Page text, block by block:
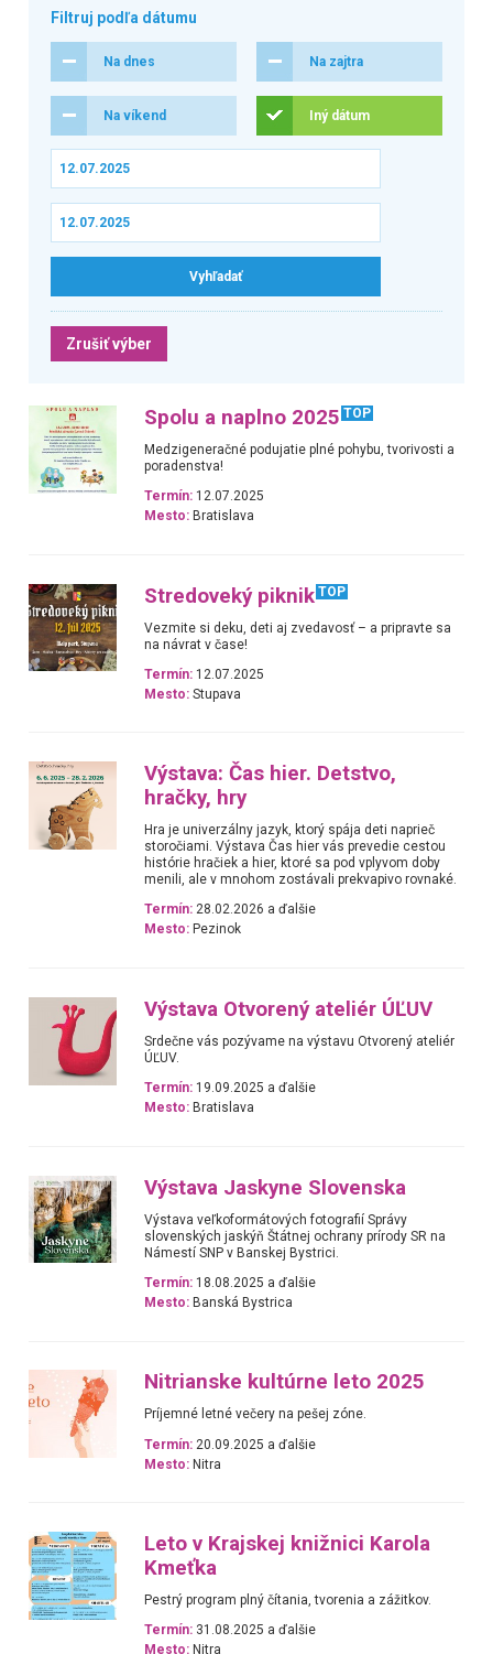
Filtruj podľa dátumu
Na dnes Na zajtra
Na víkend Iný dátum
Zrušiť výber
Spolu a naplno 2025 TOP
Medzigeneračné podujatie plné pohybu, tvorivosti a
poradenstva!
Termín: 12.07.2025
Mesto: Bratislava
Stredoveký piknik TOP
Vezmite si deku, deti aj zvedavosť – a pripravte sa
na návrat v čase!
Termín: 12.07.2025
Mesto: Stupava
Výstava: Čas hier. Detstvo,
hračky, hry
Hra je univerzálny jazyk, ktorý spája deti naprieč
storočiami. Výstava Čas hier vás prevedie cestou
histórie hračiek a hier, ktoré sa pod vplyvom doby
menili, ale v mnohom zostávali prekvapivo rovnaké.
Termín: 28.02.2026 a ďalšie
Mesto: Pezinok
Výstava Otvorený ateliér ÚĽUV
Srdečne vás pozývame na výstavu Otvorený ateliér
ÚĽUV.
Termín: 19.09.2025 a ďalšie
Mesto: Bratislava
Výstava Jaskyne Slovenska
Výstava veľkoformátových fotografií Správy
slovenských jaskýň Štátnej ochrany prírody SR na
Námestí SNP v Banskej Bystrici.
Termín: 18.08.2025 a ďalšie
Mesto: Banská Bystrica
Nitrianske kultúrne leto 2025
Príjemné letné večery na pešej zóne.
Termín: 20.09.2025 a ďalšie
Mesto: Nitra
Leto v Krajskej knižnici Karola
Kmeťka
Pestrý program plný čítania, tvorenia a zážitkov.
Termín: 31.08.2025 a ďalšie
Mesto: Nitra